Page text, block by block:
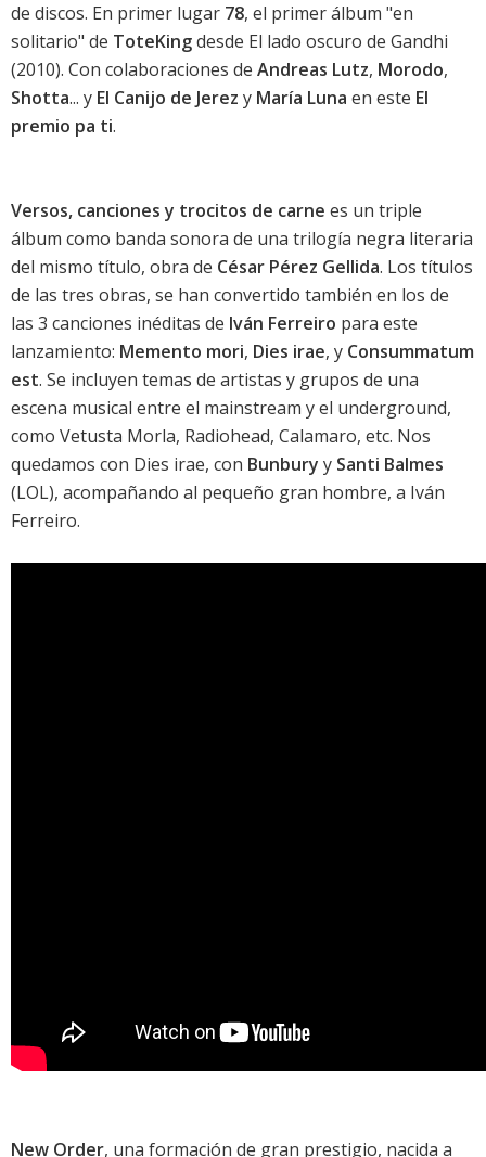
de discos. En primer lugar 78, el primer álbum "en
solitario" de ToteKingdesde El lado oscuro de Gandhi
(2010). Con colaboraciones de Andreas Lutz, Morodo,
Shotta... y El Canijo de Jerez y María Luna en este El
premio pa ti.
Versos, canciones y trocitos de carne es un triple
álbum como banda sonora de una trilogía negra literaria
del mismo título, obra de César Pérez Gellida. Los títulos
de las tres obras, se han convertido también en los de
las 3 canciones inéditas de Iván Ferreiro para este
lanzamiento: Memento mori, Dies irae, y Consummatum
est. Se incluyen temas de artistas y grupos de una
escena musical entre el mainstream y el underground,
como Vetusta Morla, Radiohead, Calamaro, etc. Nos
quedamos con Dies irae, con Bunbury y Santi Balmes
(LOL), acompañando al pequeño gran hombre, a Iván
Ferreiro.
New Order, una formación de gran prestigio, nacida a